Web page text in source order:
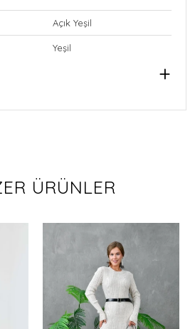
Açık Yeşil
Yeşil
ÜRÜNLER